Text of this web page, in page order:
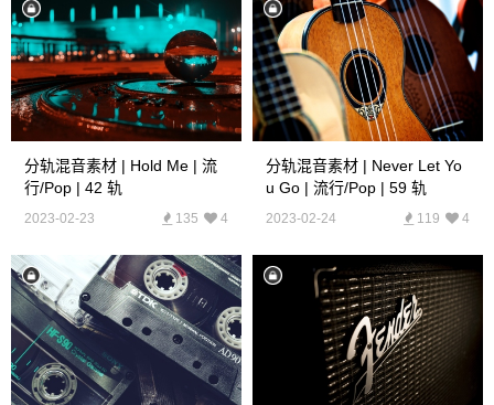
分轨混音素材 | Hold Me | 流
行/Pop | 42 轨
2023-02-23 4
135
分轨混音素材 | Never Let Yo
U Go | 流行/Pop | 59 轨
2023-02-24 4
119